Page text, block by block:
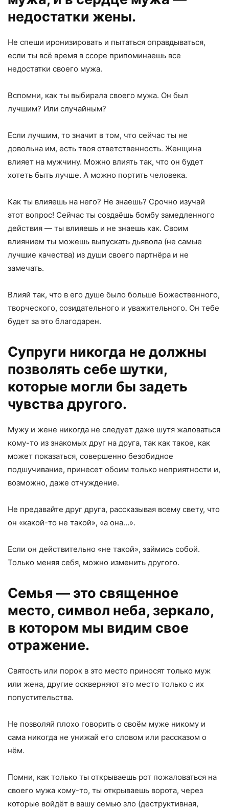
недостатки жены.
Не спеши иронизировать и пытаться оправдываться,
если ты всё время в ссоре припоминаешь все
недостатки своего мужа.
Вспомни, как ты выбирала своего мужа. Он был
лучшим? Или случайным?
Если лучшим, то значит в том, что сейчас ты не
довольна им, есть твоя ответственность. Женщина
влияет на мужчину. Можно влиять так, что он будет
хотеть быть лучше. А можно портить человека.
Как ты влияешь на него? Не знаешь? Срочно изучай
этот вопрос! Сейчас ты создаёшь бомбу замедленного
действия — ты влияешь и не знаешь как. Своим
влиянием ты можешь выпускать дьявола (не самые
лучшие качества) из души своего партнёра и не
замечать.
Влияй так, что в его душе было больше Божественного,
творческого, созидательного и уважительного. Он тебе
будет за это благодарен.
Супруги никогда не должны
позволять себе шутки,
которые могли бы задеть
чувства другого.
Мужу и жене никогда не следует даже шутя жаловаться
кому-то из знакомых друг на друга, так как такое, как
может показаться, совершенно безобидное
подшучивание, принесет обоим только неприятности и,
возможно, даже отчуждение.
Не предавайте друг друга, рассказывая всему свету, что
он «какой-то не такой», «а она…».
Если он действительно «не такой», займись собой.
Только меняя себя, можно изменить другого.
Семья — это священное
место, символ неба, зеркало,
в котором мы видим свое
отражение.
Святость или порок в это место приносят только муж
или жена, другие оскверняют это место только с их
попустительства.
Не позволяй плохо говорить о своём муже никому и
сама никогда не унижай его словом или рассказом о
нём.
Помни, как только ты открываешь рот пожаловаться на
своего мужа кому-то, ты открываешь ворота, через
которые войдёт в вашу семью зло (деструктивная,